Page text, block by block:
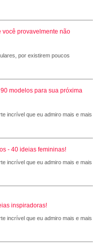
você provavelmente não
por existirem poucos
modelos para sua próxima
incrível que eu admiro mais e mais
- 40 ideias femininas!
incrível que eu admiro mais e mais
inspiradoras!
incrível que eu admiro mais e mais